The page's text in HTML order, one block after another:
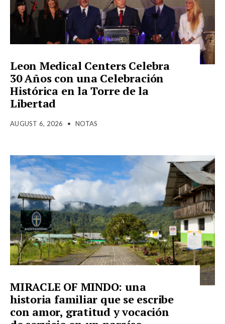
Leon Medical Centers Celebra
30 Años con una Celebración
Histórica en la Torre de la
Libertad
AUGUST 6, 2026 • NOTAS
MIRACLE OF MINDO: una
historia familiar que se escribe
con amor, gratitud y vocación